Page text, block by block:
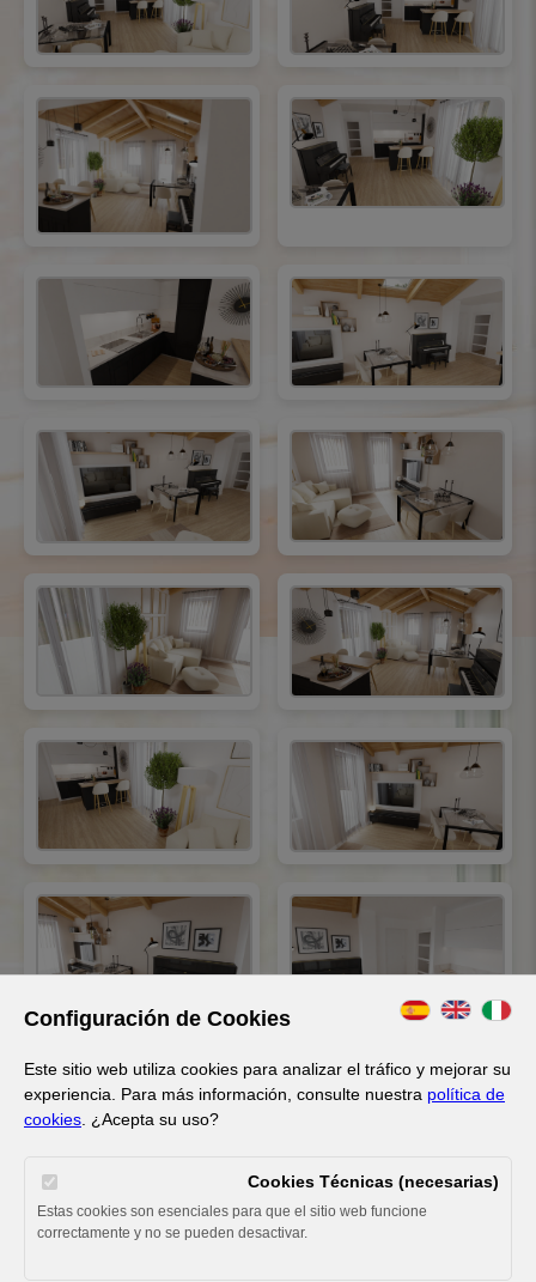
Configuración de Cookies
Este sitio web utiliza cookies para analizar el tráfico y mejorar su
experiencia. Para más información, consulte nuestra política de
cookies . ¿Acepta su uso?
Cookies Técnicas (necesarias)
Estas cookies son esenciales para que el sitio web funcione
correctamente y no se pueden desactivar.